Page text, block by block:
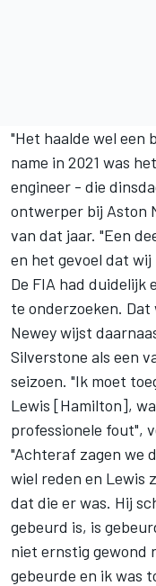
"Het haalde wel een
name in 2021 was
engineer - die
ontwerper bij Aston
van dat jaar. "Een
en het gevoel dat
De FIA had duidelijk
te onderzoeken.
Newey wijst
Silverstone als een
seizoen. "Ik moet
Lewis [Hamilton],
professionele fout",
"Achteraf zagen we
wiel reden en Lewis
dat die er was. Hij
gebeurd is, is
niet ernstig gewond
gebeurde en ik was